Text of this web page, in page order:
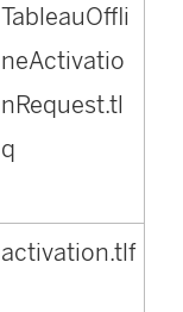
TableauOffli
neActivatio
nRequest.tl
q
activation.tlf